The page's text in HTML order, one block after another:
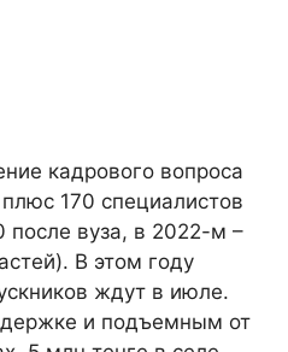
кадрового вопроса
170 специалистов
после вуза, в 2022-м –
В этом году
ждут в июле.
и подъемным от